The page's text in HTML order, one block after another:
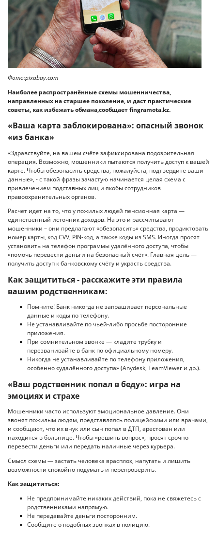
Фото:pixabay.com
Наиболее распространённые схемы мошенничества,
направленных на старшее поколение, и даст практические
советы, как избежать обмана,сообщает fingramota.kz.
«Ваша карта заблокирована»: опасный звонок
«из банка»
«Здравствуйте, на вашем счёте зафиксирована подозрительная
операция. Возможно, мошенники пытаются получить доступ к вашей
карте. Чтобы обезопасить средства, пожалуйста, подтвердите ваши
данные», - с такой фразы зачастую начинается целая схема с
привлечением подставных лиц и якобы сотрудников
правоохранительных органов.
Расчет идет на то, что у пожилых людей пенсионная карта —
единственный источник доходов. На это и рассчитывают
мошенники – они предлагают «обезопасить» средства, продиктовать
номер карты, код CVV, PIN-код, а также коды из SMS. Иногда просят
установить на телефон программы удалённого доступа, чтобы
«помочь перевести деньги на безопасный счёт». Главная цель —
получить доступ к банковскому счёту и украсть средства.
Как защититься - расскажите эти правила
вашим родственникам:
Помните! Банк никогда не запрашивает персональные
данные и коды по телефону.
Не устанавливайте по чьей-либо просьбе посторонние
приложения.
При сомнительном звонке — кладите трубку и
перезванивайте в банк по официальному номеру.
Никогда не устанавливайте по телефону приложения,
особенно «удалённого доступа» (Anydesk, TeamViewer и др.).
«Ваш родственник попал в беду»: игра на
эмоциях и страхе
Мошенники часто используют эмоциональное давление. Они
звонят пожилым людям, представляясь полицейскими или врачами,
и сообщают, что их внук или сын попал в ДТП, арестован или
находится в больнице. Чтобы «решить вопрос», просят срочно
перевести деньги или передать наличные через курьера.
Смысл схемы — застать человека врасплох, напугать и лишить
возможности спокойно подумать и перепроверить.
Как защититься:
Не предпринимайте никаких действий, пока не свяжетесь с
родственниками напрямую.
Не передавайте деньги посторонним.
Сообщите о подобных звонках в полицию.